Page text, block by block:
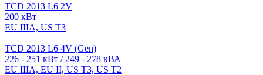
TCD 2013 L6 2V
200 кВт
EU IIIA, US T3
TCD 2013 L6 4V (Gen)
226 - 251 кВт / 249 - 278 кВА
EU IIIA, EU II, US T3, US T2